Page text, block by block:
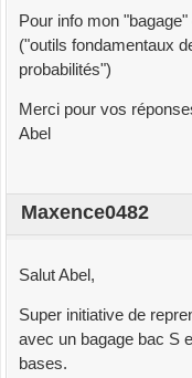
Pour info mon
("outils fondamentaux
probabilités")
Merci pour vos
Abel
Maxence0482
Salut Abel,
Super initiative de
avec un bagage bac S
bases.